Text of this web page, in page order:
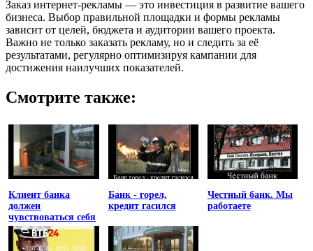
Заказ интернет-рекламы — это инвестиция в развитие вашего
бизнеса. Выбор правильной площадки и формы рекламы
зависит от целей, бюджета и аудитории вашего проекта.
Важно не только заказать рекламу, но и следить за её
результатами, регулярно оптимизируя кампании для
достижения наилучших показателей.
Смотрите также:
Клиент банка
должен
чувствоваться себя
униженным
Банк - горел,
кредит гасился
Честный банк. Мы
работаете